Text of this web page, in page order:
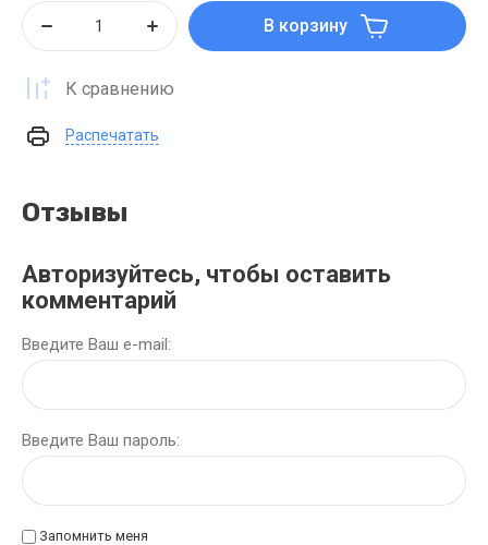
В корзину
К сравнению
Распечатать
Отзывы
Авторизуйтесь, чтобы оставить
комментарий
Введите Ваш e-mail:
Введите Ваш пароль:
Запомнить меня